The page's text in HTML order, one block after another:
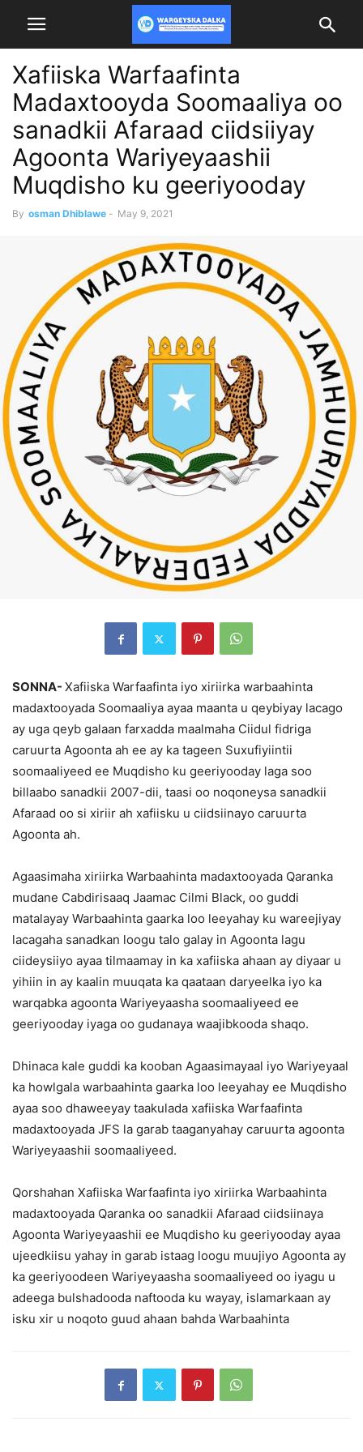
Xafiiska Warfaafinta
Madaxtooyda Soomaaliya oo
sanadkii Afaraad ciidsiiyay
Agoonta Wariyeyaashii
Muqdisho ku geeriyooday
By osman Dhiblawe - May 9, 2021
SONNA- Xafiiska Warfaafinta iyo xiriirka warbaahinta
madaxtooyada Soomaaliya ayaa maanta u qeybiyay lacago
ay uga qeyb galaan farxadda maalmaha Ciidul fidriga
caruurta Agoonta ah ee ay ka tageen Suxufiyiintii
soomaaliyeed ee Muqdisho ku geeriyooday laga soo
billaabo sanadkii 2007-dii, taasi oo noqoneysa sanadkii
Afaraad oo si xiriir ah xafiisku u ciidsiinayo caruurta
Agoonta ah.
Agaasimaha xiriirka Warbaahinta madaxtooyada Qaranka
mudane Cabdirisaaq Jaamac Cilmi Black, oo guddi
matalayay Warbaahinta gaarka loo leeyahay ku wareejiyay
lacagaha sanadkan loogu talo galay in Agoonta lagu
ciideysiiyo ayaa tilmaamay in ka xafiiska ahaan ay diyaar u
yihiin in ay kaalin muuqata ka qaataan daryeelka iyo ka
warqabka agoonta Wariyeyaasha soomaaliyeed ee
geeriyooday iyaga oo gudanaya waajibkooda shaqo.
Dhinaca kale guddi ka kooban Agaasimayaal iyo Wariyeyaal
ka howlgala warbaahinta gaarka loo leeyahay ee Muqdisho
ayaa soo dhaweeyay taakulada xafiiska Warfaafinta
madaxtooyada JFS la garab taaganyahay caruurta agoonta
Wariyeyaashii soomaaliyeed.
Qorshahan Xafiiska Warfaafinta iyo xiriirka Warbaahinta
madaxtooyada Qaranka oo sanadkii Afaraad ciidsiinaya
Agoonta Wariyeyaashii ee Muqdisho ku geeriyooday ayaa
ujeedkiisu yahay in garab istaag loogu muujiyo Agoonta ay
ka geeriyoodeen Wariyeyaasha soomaaliyeed oo iyagu u
adeega bulshadooda naftooda ku wayay, islamarkaan ay
isku xir u noqoto guud ahaan bahda Warbaahinta